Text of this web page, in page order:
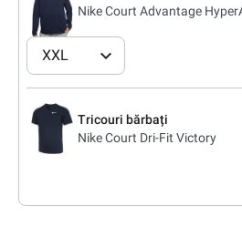
Nike Court Advantage
XXL
Tricouri bărbați
Nike Court Dri-Fit Victory